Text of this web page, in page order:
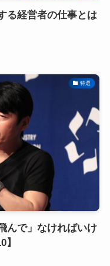
る経営者の仕事とは
特選
んで」なければいけ